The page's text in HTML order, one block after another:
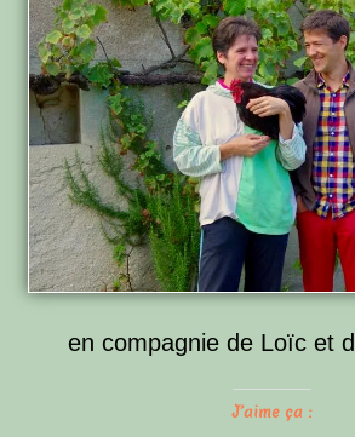
en compagnie de Loïc et
J’aime ça :